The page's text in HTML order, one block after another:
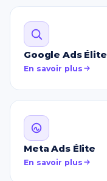
Google Ads Élite
En savoir plus
Meta Ads Élite
En savoir plus